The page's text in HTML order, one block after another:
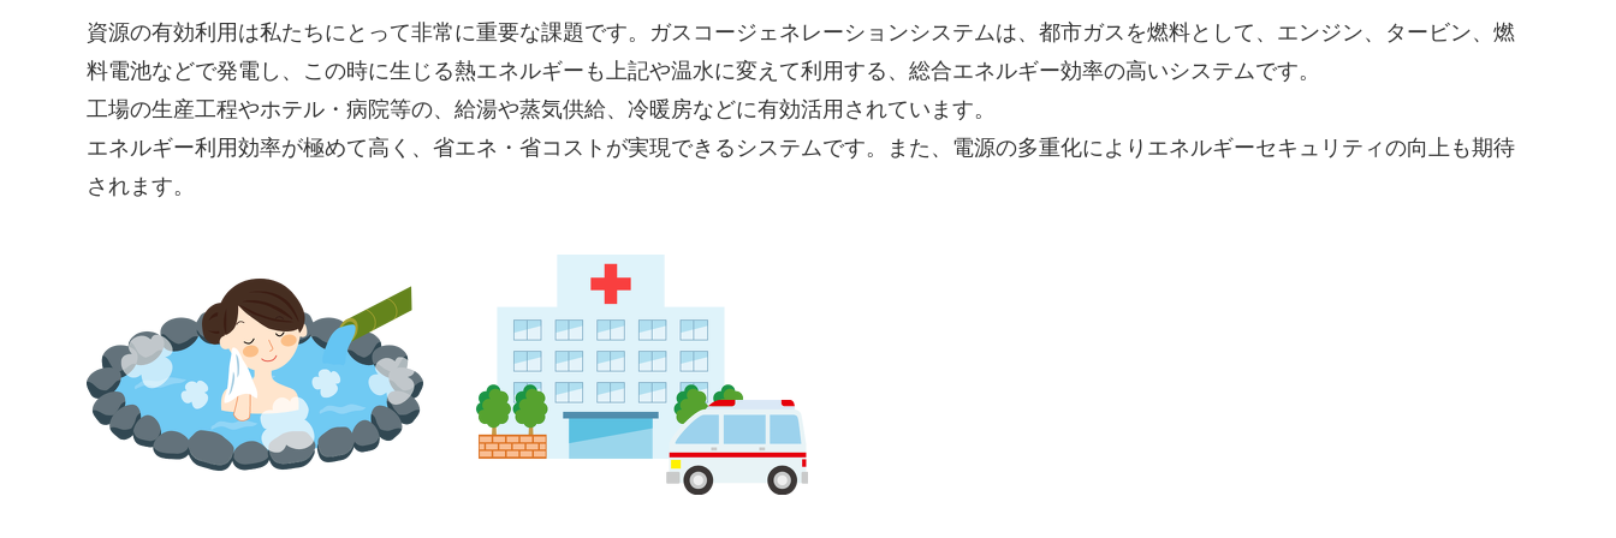
資源の有効利用は私たちにとって非常に重要な課題です。ガスコージェネレーションシステムは、都市ガスを燃料として、エンジン、タービン、燃
料電池などで発電し、この時に生じる熱エネルギーも上記や温水に変えて利用する、総合エネルギー効率の高いシステムです。
工場の生産工程やホテル・病院等の、給湯や蒸気供給、冷暖房などに有効活用されています。
エネルギー利用効率が極めて高く、省エネ・省コストが実現できるシステムです。また、電源の多重化によりエネルギーセキュリティの向上も期待
されます。